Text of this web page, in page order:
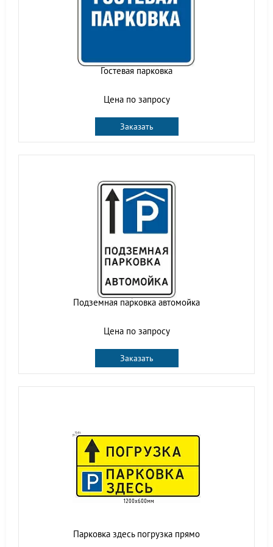
Гостевая парковка
Цена по запросу
Заказать
Подземная парковка автомойка
Цена по запросу
Заказать
Парковка здесь погрузка прямо